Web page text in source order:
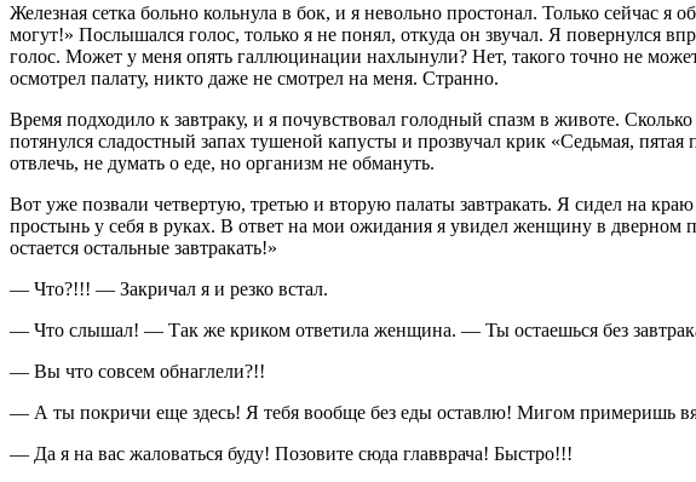
Железная сетка больно кольнула в бок, и я невольно простонал. Только сейчас
могут!» Послышался голос, только я не понял, откуда он звучал. Я повернулся
голос. Может у меня опять галлюцинации нахлынули? Нет, такого точно не
осмотрел палату, никто даже не смотрел на меня. Странно.
Время подходило к завтраку, и я почувствовал голодный спазм в животе.
потянулся сладостный запах тушеной капусты и прозвучал крик «Седьмая, пятая
отвлечь, не думать о еде, но организм не обмануть.
Вот уже позвали четвертую, третью и вторую палаты завтракать. Я сидел на
простынь у себя в руках. В ответ на мои ожидания я увидел женщину в дверном
остается остальные завтракать!»
— Что?!!! — Закричал я и резко встал.
— Что слышал! — Так же криком ответила женщина. — Ты остаешься без
— Вы что совсем обнаглели?!!
— А ты покричи еще здесь! Я тебя вообще без еды оставлю! Мигом примеришь
— Да я на вас жаловаться буду! Позовите сюда главврача! Быстро!!!